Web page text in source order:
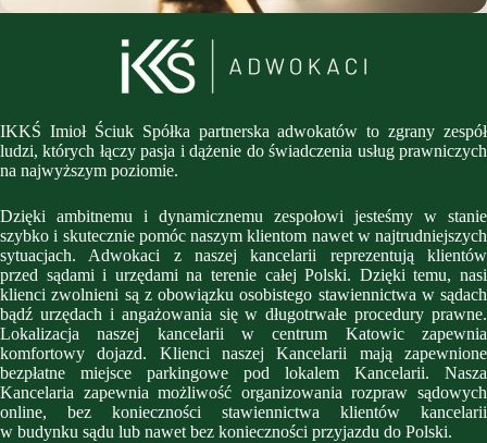
IKKŚ Imioł Ściuk Spółka partnerska adwokatów to zgrany zespół
ludzi, których łączy pasja i dążenie do świadczenia usług prawniczych
na najwyższym poziomie.
Dzięki ambitnemu i dynamicznemu zespołowi jesteśmy w stanie
szybko i skutecznie pomóc naszym klientom nawet w najtrudniejszych
sytuacjach. Adwokaci z naszej kancelarii reprezentują klientów
przed sądami i urzędami na terenie całej Polski. Dzięki temu, nasi
klienci zwolnieni są z obowiązku osobistego stawiennictwa w sądach
bądź urzędach i angażowania się w długotrwałe procedury prawne.
Lokalizacja naszej kancelarii w centrum Katowic zapewnia
komfortowy dojazd. Klienci naszej Kancelarii mają zapewnione
bezpłatne miejsce parkingowe pod lokalem Kancelarii. Nasza
Kancelaria zapewnia możliwość organizowania rozpraw sądowych
online, bez konieczności stawiennictwa klientów kancelarii
w budynku sądu lub nawet bez konieczności przyjazdu do Polski.